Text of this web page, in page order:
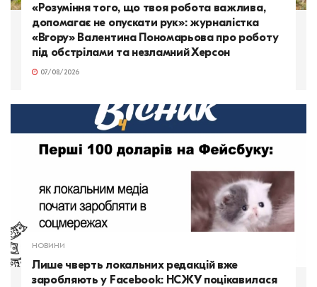
«Розуміння того, що твоя робота важлива,
допомагає не опускати рук»: журналістка
«Вгору» Валентина Пономарьова про роботу
під обстрілами та незламний Херсон
07/08/2026
НОВИНИ
Лише чверть локальних редакцій вже
заробляють у Facebook: НСЖУ поцікавилася